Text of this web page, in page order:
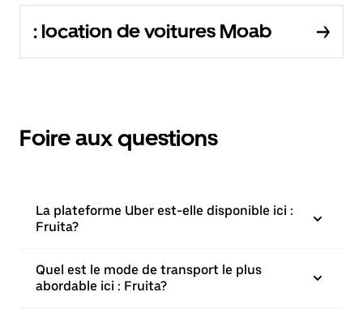
: location de voitures Moab
Foire aux questions
La plateforme Uber est-elle disponible ici :
Fruita?
Quel est le mode de transport le plus
abordable ici : Fruita?